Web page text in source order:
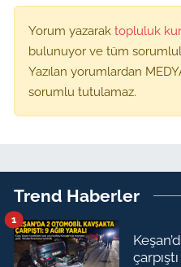
Yorum yazarak topluluk
bulunuyor ve tüm
Yazılan yorumlardan
sorumlu tutulamaz.
Trend Haberler
1